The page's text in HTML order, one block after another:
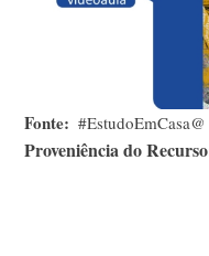
Fonte #EstudoEmCasa@
Proveniência do Recurso